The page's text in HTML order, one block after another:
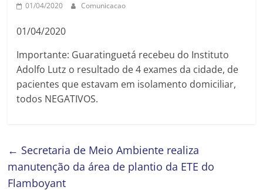
01/04/2020 Comunicacao
01/04/2020
Importante: Guaratinguetá recebeu do Instituto
Adolfo Lutz o resultado de 4 exames da cidade, de
pacientes que estavam em isolamento domiciliar,
todos NEGATIVOS.
← Secretaria de Meio Ambiente realiza
manutenção da área de plantio da ETE do
Flamboyant